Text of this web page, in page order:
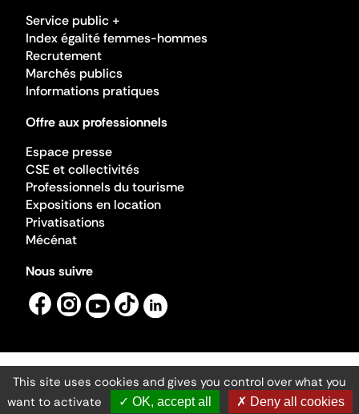
Service public +
Index égalité femmes-hommes
Recrutement
Marchés publics
Informations pratiques
Offre aux professionnels
Espace presse
CSE et collectivités
Professionnels du tourisme
Expositions en location
Privatisations
Mécénat
Nous suivre
Mentions légales
Gestion des cookies
Accessibilité numérique
This site uses cookies and gives you control over what you
want to activate
✓ OK, accept all ✗ Deny all cookies